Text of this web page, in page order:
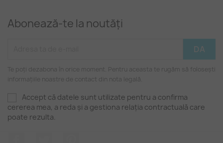
Abonează-te la noutăți
Te poți dezabona în orice moment. Pentru aceasta te rugăm să folosești
informațiile noastre de contact din nota legală.
Accept că datele sunt utilizate pentru a confirma
cererea mea, a reda și a gestiona relația contractuală care
poate rezulta.